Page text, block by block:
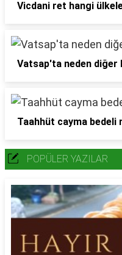
Vicdani ret hangi
Vatsap'ta neden diğer
Taahhüt cayma bedeli
POPÜLER YAZILAR